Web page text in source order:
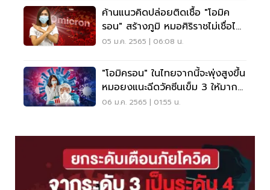
ค้านแนวคิดปล่อยติดเชื้อ "โอมิค
รอน" สร้างภูมิ หมอศิริราชไม่เชื่อไม่
ร้ายแรง
05 ม.ค. 2565 | 06:08 น.
"โอมิครอน" ในไทยจากนี้จะพุ่งสูงขึ้น
หมอยงแนะฉีดวัคซีนเข็ม 3 ให้มาก-
เร็ว
06 ม.ค. 2565 | 01:55 น.